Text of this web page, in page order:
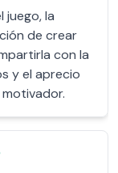
juego, la
de crear
con la
y el aprecio